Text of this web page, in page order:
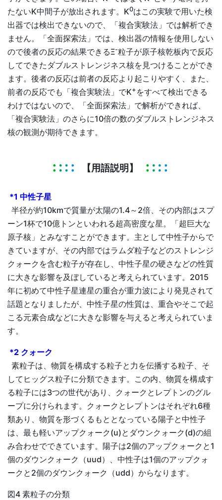
たないK中間子が放出されます。K0はこの実験で用いた検
出器では検出できないので、「複合実験法」では解析でき
ません。「全面探索法」では、検出器の情報を使用しない
ので後者の反応の結果できるΞ-粒子が原子核乾板内で反応
してできたダブルストレンジネス核を見つけることができ
ます。後者の反応は前者の反応より起こりやすく、また、
前者の反応でも「複合実験法」でK+ をすべて検出できる
わけではないので、「全面探索法」で解析ができれば、
「複合実験法」のさらに10倍の数のダブルストレンジネス
核の観測が期待できます。
【用語説明】
*1 中性子星
半径が約10kmで質量が太陽の1.4～2倍、その内部はスプ
ーン1杯で10億トンといわれる超高密度な星。「超巨大な
原子核」とみなすことができます。主として中性子からで
きていますが、その内部ではラムダ粒子などのストレンジ
クォークを含む粒子が存在し、中性子星の硬さなどの性質
に大きな影響を及ぼしていると考えられています。2015
年に初めて中性子星連星の重合が重力波により発見されて
話題となりましたが、中性子星の性質は、重合やそこで起
こる元素合成などに大きな影響を与えると考えられていま
す。
*2 クォーク
素粒子は、物質を構成する粒子と力を伝播する粒子、そ
してヒッグス粒子に分類できます。この内、物質を構成す
る粒子には3つの世代があり、クォークとレプトンのグル
ープに分けられます。クォークとレプトンはそれぞれ6種
類あり、物質を形づくるもととなっている陽子と中性子
は、最も軽いアップクォーク(u)とダウンクォーク(d)の組
み合わせでできています。陽子は2個のアップクォークと1
個のダウンクォーク（uud）、中性子は1個のアップクォ
ークと2個のダウンクォーク（udd）からなります。
図4 素粒子の分類